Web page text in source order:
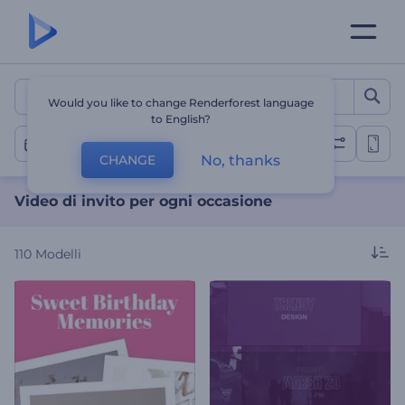
Video di invito per ogni
Video di invito
Video di invito per ogni occasione
110 Modelli
Would you like to change Renderforest language
to English?
CHANGE No, thanks